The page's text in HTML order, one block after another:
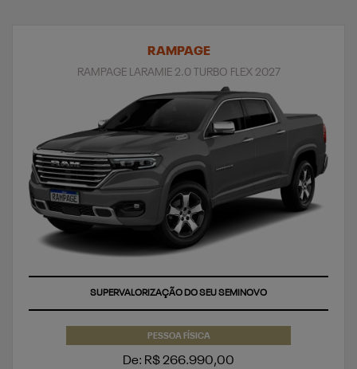
RAMPAGE
RAMPAGE LARAMIE 2.0 TURBO FLEX 2027
SUPERVALORIZAÇÃO DO SEU SEMINOVO
PESSOA FÍSICA
De: R$ 266.990,00